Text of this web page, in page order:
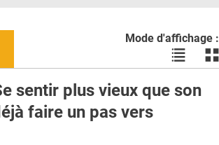
Mode d'affichage :
Voir
les
en
les
sentir plus vieux que son
faire un pas vers